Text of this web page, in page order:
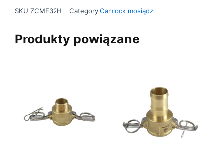
SKU ZCME32H CategoryCamlock mosiądz
Produkty powiązane